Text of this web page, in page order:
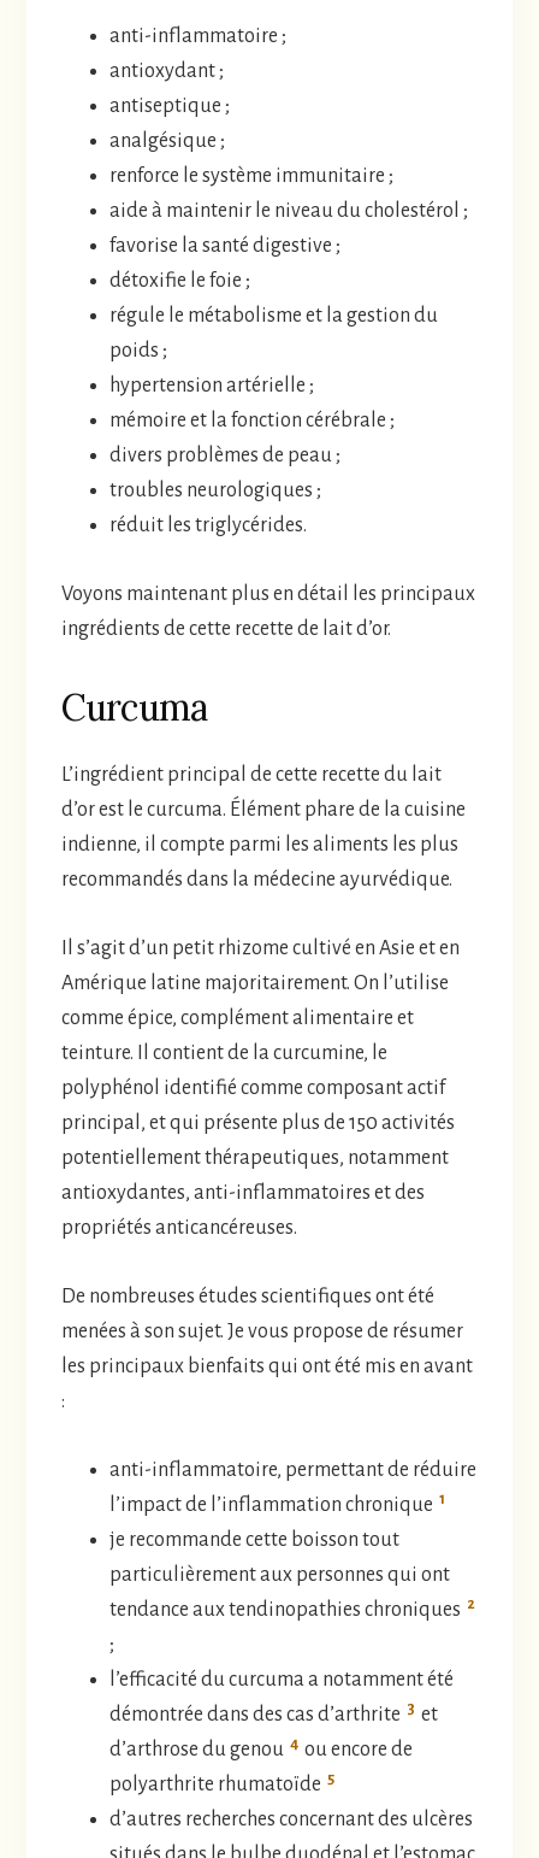
anti-inflammatoire ;
antioxydant ;
antiseptique ;
analgésique ;
renforce le système immunitaire ;
aide à maintenir le niveau du cholestérol ;
favorise la santé digestive ;
détoxifie le foie ;
régule le métabolisme et la gestion du
poids ;
hypertension artérielle ;
mémoire et la fonction cérébrale ;
divers problèmes de peau ;
troubles neurologiques ;
réduit les triglycérides.
Voyons maintenant plus en détail les principaux
ingrédients de cette recette de lait d’or.
Curcuma
L’ingrédient principal de cette recette du lait
d’or est le curcuma. Élément phare de la cuisine
indienne, il compte parmi les aliments les plus
recommandés dans la médecine ayurvédique.
Il s’agit d’un petit rhizome cultivé en Asie et en
Amérique latine majoritairement. On l’utilise
comme épice, complément alimentaire et
teinture. Il contient de la curcumine, le
polyphénol identifié comme composant actif
principal, et qui présente plus de 150 activités
potentiellement thérapeutiques, notamment
antioxydantes, anti-inflammatoires et des
propriétés anticancéreuses.
De nombreuses études scientifiques ont été
menées à son sujet. Je vous propose de résumer
les principaux bienfaits qui ont été mis en avant
:
anti-inflammatoire, permettant de réduire
l’impact de l’inflammation chronique 1
je recommande cette boisson tout
particulièrement aux personnes qui ont
tendance aux tendinopathies chroniques 2
;
l’efficacité du curcuma a notamment été
démontrée dans des cas d’arthrite 3 et
d’arthrose du genou 4 ou encore de
polyarthrite rhumatoïde 5
d’autres recherches concernant des ulcères